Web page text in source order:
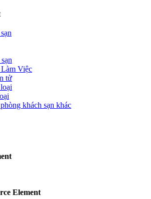
Việc
tử
khách sạn khác
Element